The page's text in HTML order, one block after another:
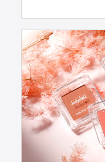
知家品牌拆
系经营实现
用户关系经营